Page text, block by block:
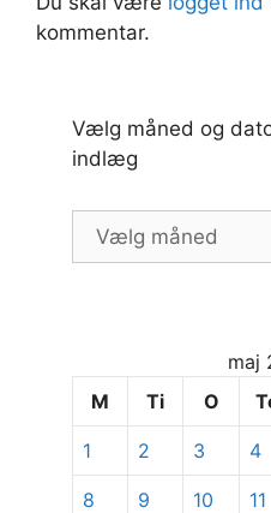
kommentar.
Vælg måned og
indlæg
Vælg
måned
specifikke
indlæg
maj
M
Ti O
1 2 3 4
8 9 10 11